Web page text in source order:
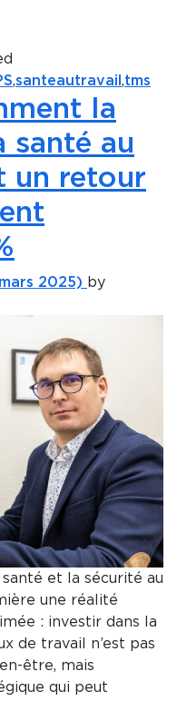
,santeautravail ,tms
la
santé au
un retour
2025) by
santé et la sécurité au
une réalité
: investir dans la
de travail n’est pas
être, mais
qui peut